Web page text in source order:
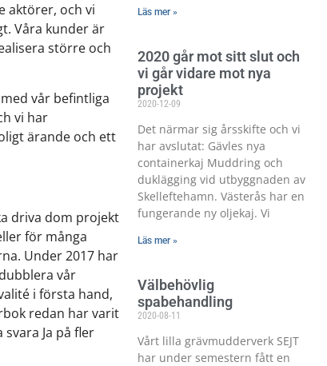
aktörer, och vi
Våra kunder är
större och
vår befintliga
vi har
ärande och ett
driva dom projekt
för många
Under 2017 har
vår
i första hand,
redan har varit
Ja på fler
Läs mer »
2020 går mot sitt slut och
vi går vidare mot nya
projekt
2020-12-09
Det närmar sig årsskifte och vi
har avslutat: Gävles nya
containerkaj Muddring och
duklägging vid utbyggnaden av
Skelleftehamn. Västerås har en
fungerande ny oljekaj. Vi
Läs mer »
Välbehövlig
spabehandling
2020-08-11
Vårt lilla grävmudderverk SEJT
har under semestern fått en